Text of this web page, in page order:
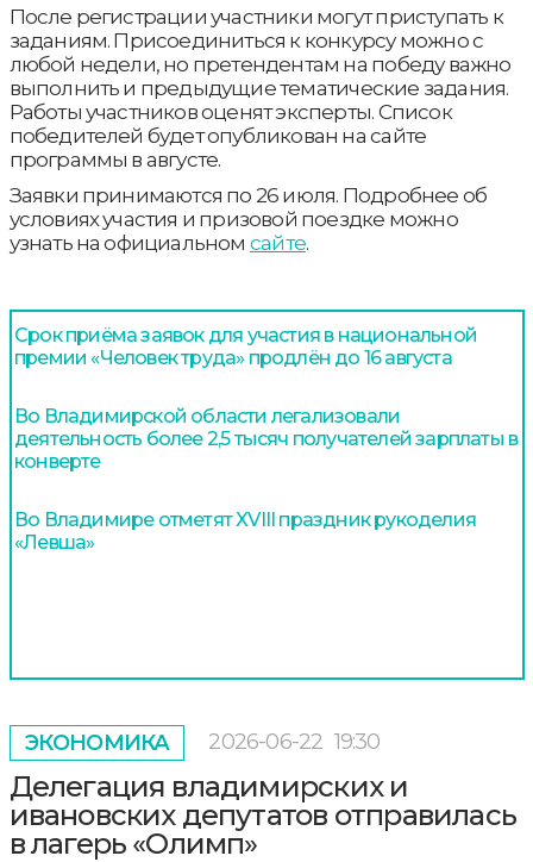
После регистрации участники могут приступать к
заданиям. Присоединиться к конкурсу можно с
любой недели, но претендентам на победу важно
выполнить и предыдущие тематические задания.
Работы участников оценят эксперты. Список
победителей будет опубликован на сайте
программы в августе.
Заявки принимаются по 26 июля. Подробнее об
условиях участия и призовой поездке можно
узнать на официальном сайте.
Срок приёма заявок для участия в национальной
премии «Человек труда» продлён до 16 августа
Во Владимирской области легализовали
деятельность более 2,5 тысяч получателей зарплаты в
конверте
Во Владимире отметят XVIII праздник рукоделия
«Левша»
ЭКОНОМИКА 2026-06-22 19:30
Делегация владимирских и
ивановских депутатов отправилась
в лагерь «Олимп»